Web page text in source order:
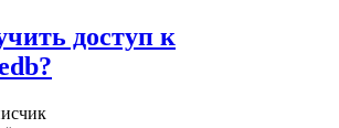
доступ к